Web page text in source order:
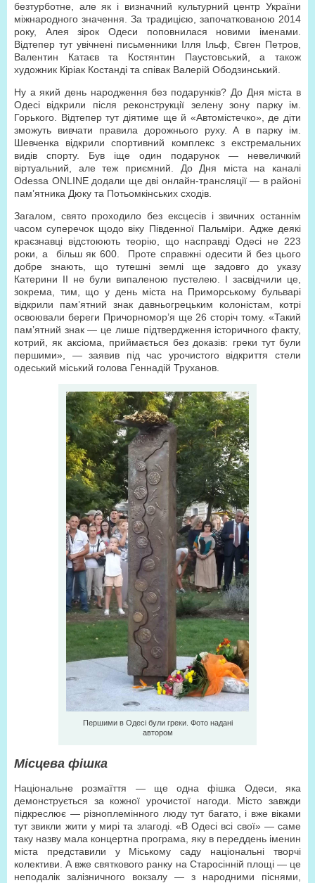
безтурботне, але як і визначний культурний центр України
міжнародного значення. За традицією, започаткованою 2014
року, Алея зірок Одеси поповнилася новими іменами.
Відтепер тут увічнені письменники Ілля Ільф, Євген Петров,
Валентин Катаєв та Костянтин Паустовський, а також
художник Кіріак Костанді та співак Валерій Ободзинський.
Ну а який день народження без подарунків? До Дня міста в
Одесі відкрили після реконструкції зелену зону парку ім.
Горького. Відтепер тут діятиме ще й «Автомістечко», де діти
зможуть вивчати правила дорожнього руху. А в парку ім.
Шевченка відкрили спортивний комплекс з екстремальних
видів спорту. Був іще один подарунок — невеличкий
віртуальний, але теж приємний. До Дня міста на каналі
Odessa ONLINE додали ще дві онлайн-трансляції — в районі
пам’ятника Дюку та Потьомкінських сходів.
Загалом, свято проходило без ексцесів і звичних останнім
часом суперечок щодо віку Південної Пальміри. Адже деякі
краєзнавці відстоюють теорію, що насправді Одесі не 223
роки, а більш як 600. Проте справжні одесити й без цього
добре знають, що тутешні землі ще задовго до указу
Катерини ІІ не були випаленою пустелею. І засвідчили це,
зокрема, тим, що у день міста на Приморському бульварі
відкрили пам’ятний знак давньогрецьким колоністам, котрі
освоювали береги Причорномор’я ще 26 сторіч тому. «Такий
пам’ятний знак — це лише підтвердження історичного факту,
котрий, як аксіома, приймається без доказів: греки тут були
першими», — заявив під час урочистого відкриття стели
одеський міський голова Геннадій Труханов.
Першими в Одесі були греки. Фото надані
автором
Місцева фішка
Національне розмаїття — ще одна фішка Одеси, яка
демонструється за кожної урочистої нагоди. Місто завжди
підкреслює — різноплемінного люду тут багато, і вже віками
тут звикли жити у мирі та злагоді. «В Одесі всі свої» — саме
таку назву мала концертна програма, яку в переддень іменин
міста представили у Міському саду національні творчі
колективи. А вже святкового ранку на Старосінній площі — це
неподалік залізничного вокзалу — з народними піснями,